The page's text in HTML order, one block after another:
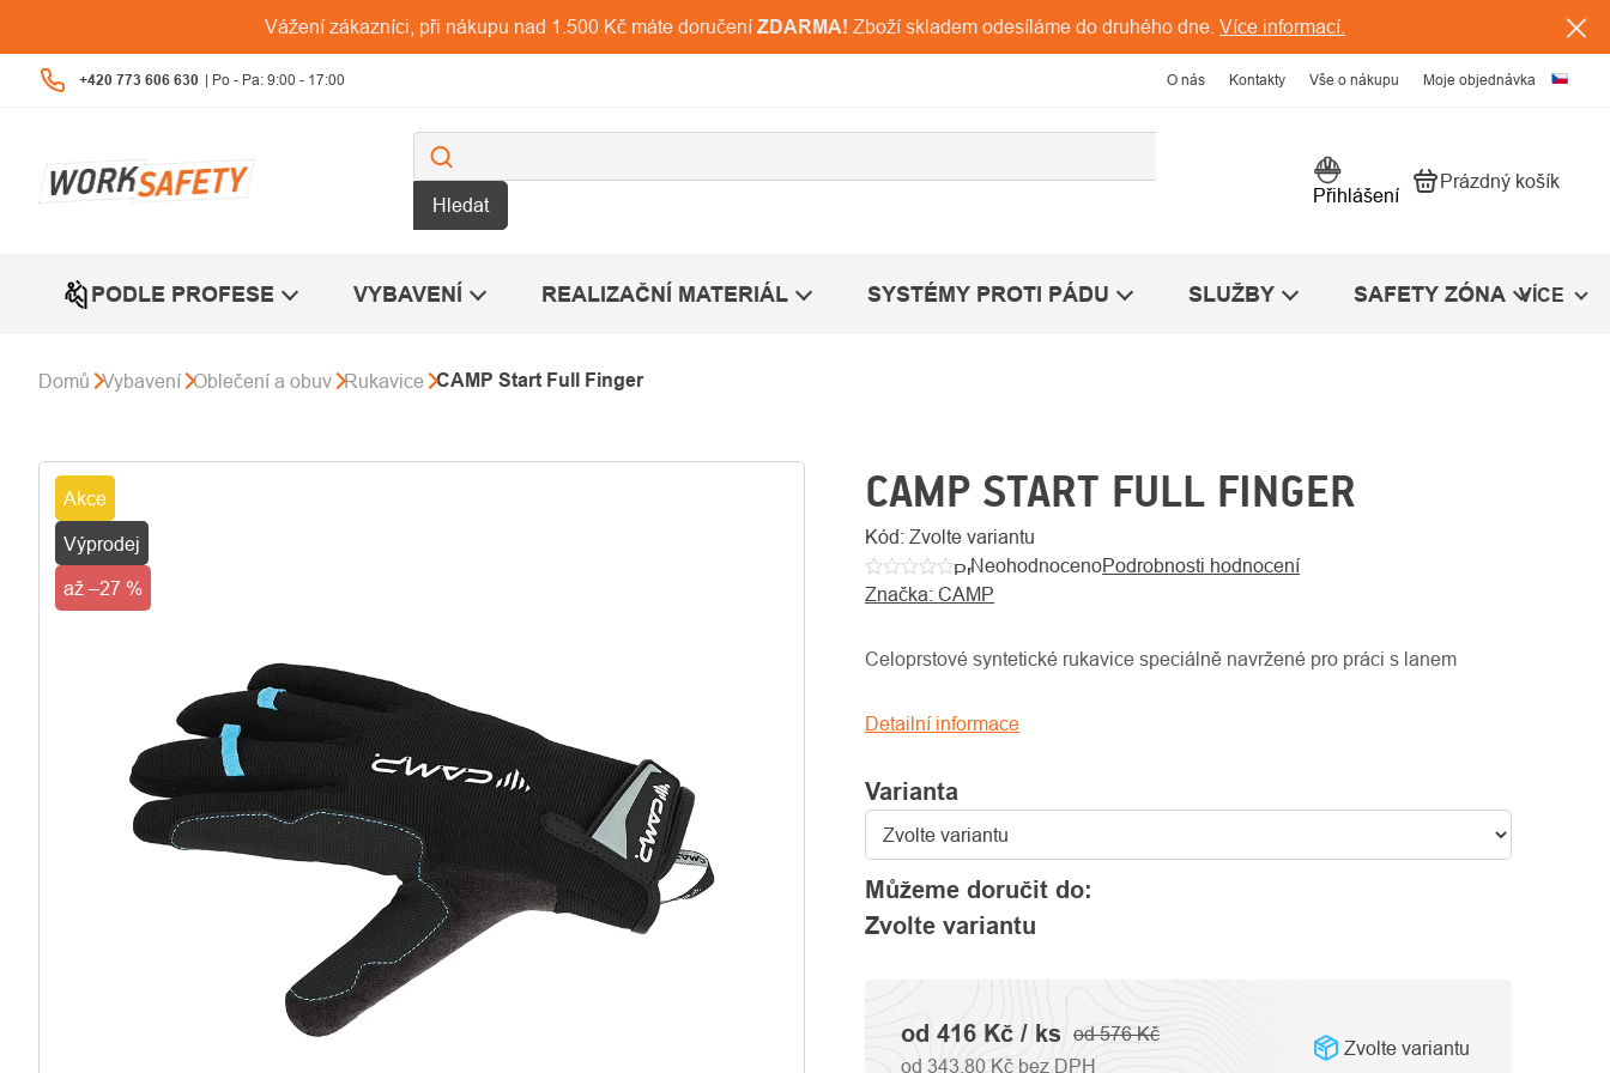
obsah
Vážení zákazníci, při nákupu nad 1.500 Kč máte doručení ZDARMA! Zboží skladem odesíláme do druhého dne. Více informací.
+420 773 606 630 O nás Kontakty Vše o nákupu Moje objednávka
Hledat Přihlášení Nákupní košík
Prázdný košík
PODLE PROFESE VYBAVENÍ REALIZAČNÍ MATERIÁL SYSTÉMY PROTI PÁDU SLUŽBY SAFETY ZÓNA VÍCE
Domů Vybavení Oblečení a obuv Rukavice CAMP Start Full Finger
Akce
Výprodej
až –27 %
CAMP START FULL FINGER
Kód: Zvolte variantu
Průměrné
hodnocení
je
z
NeohodnocenoPodrobnosti hodnocení
Značka: CAMP
Varianta
Můžeme doručit do:
Zvolte variantu
Celoprstové syntetické rukavice speciálně navržené pro práci s lanem
Detailní informace
od 576 Kč
od 416 Kč / ks
od 343,80 Kč bez DPH
Zvolte variantu